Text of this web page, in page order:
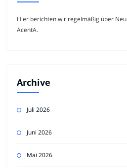
Hier berichten wir regelmäßig über
AcentA.
Archive
Juli 2026
Juni 2026
Mai 2026